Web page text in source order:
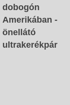
dobogón
Amerikában -
önellátó
ultrakerékpár